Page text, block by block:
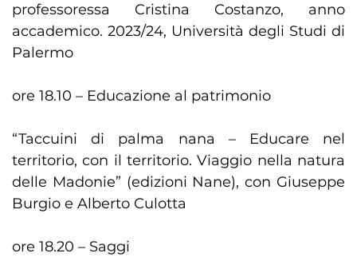
professoressa Cristina Costanzo, anno
accademico. 2023/24, Università degli Studi di
Palermo
ore 18.10 – Educazione al patrimonio
“Taccuini di palma nana – Educare nel
territorio, con il territorio. Viaggio nella natura
delle Madonie” (edizioni Nane), con Giuseppe
Burgio e Alberto Culotta
ore 18.20 – Saggi